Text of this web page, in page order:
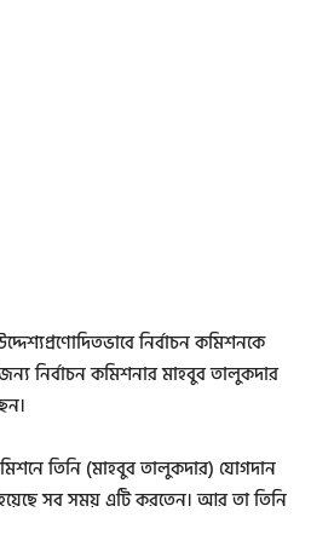
নির্বাচন কমিশনকে
নির্বাচন কমিশনার মাহবুব তালুকদার
তিনি (মাহবুব তালুকদার) যোগদান
সব সময় এটি করতেন। আর তা তিনি